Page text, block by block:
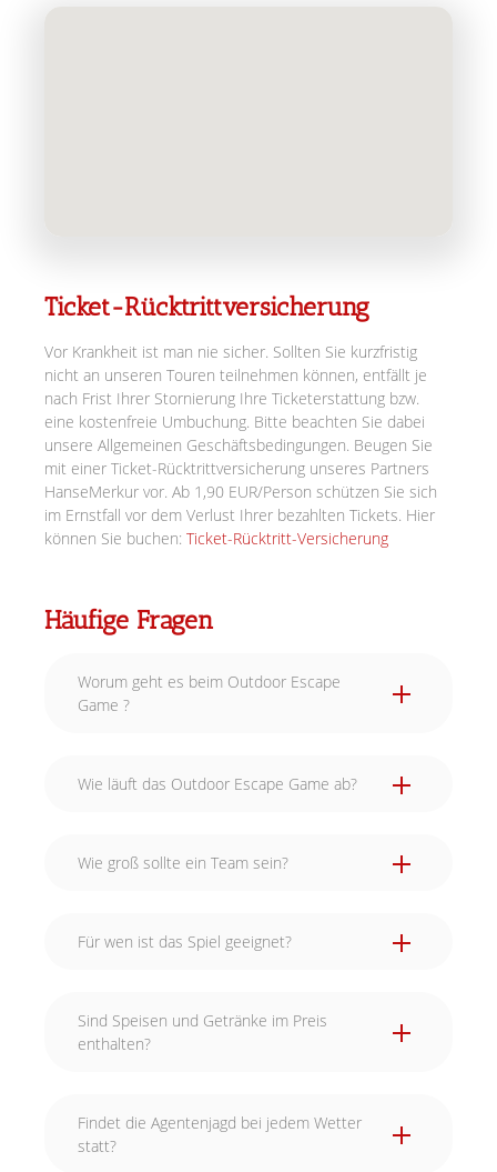
Ticket-Rücktrittversicherung
Vor Krankheit ist man nie sicher. Sollten Sie kurzfristig
nicht an unseren Touren teilnehmen können, entfällt je
nach Frist Ihrer Stornierung Ihre Ticketerstattung bzw.
eine kostenfreie Umbuchung. Bitte beachten Sie dabei
unsere Allgemeinen Geschäftsbedingungen. Beugen Sie
mit einer Ticket-Rücktrittversicherung unseres Partners
HanseMerkur vor. Ab 1,90 EUR/Person schützen Sie sich
im Ernstfall vor dem Verlust Ihrer bezahlten Tickets. Hier
können Sie buchen: Ticket-Rücktritt-Versicherung
Häufige Fragen
Worum geht es beim Outdoor Escape
Game ?
Wie läuft das Outdoor Escape Game ab?
Wie groß sollte ein Team sein?
Für wen ist das Spiel geeignet?
Sind Speisen und Getränke im Preis
enthalten?
Findet die Agentenjagd bei jedem Wetter
statt?